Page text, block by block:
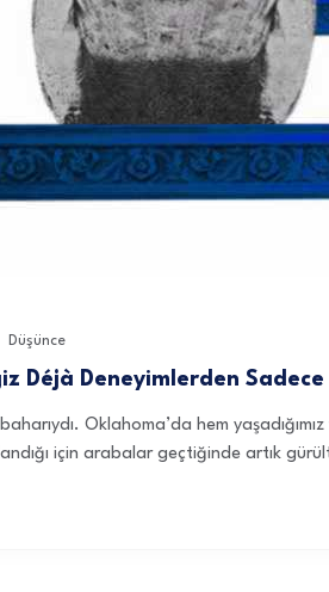
Düşünce
Déjà Deneyimlerden Sadece
Oklahoma’da hem
için arabalar geçtiğinde artık